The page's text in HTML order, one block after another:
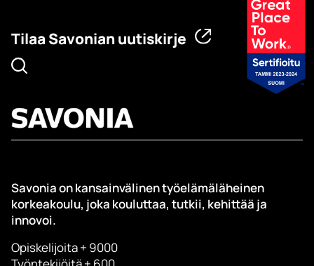
Tilaa Savonian uutiskirje
Savonia on kansainvälinen työelämäläheinen
korkeakoulu, joka kouluttaa, tutkii, kehittää ja
innovoi.
Opiskelijoita + 9000